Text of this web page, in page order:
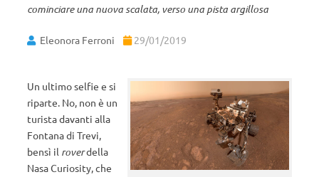
cominciare una nuova scalata, verso una pista argillosa
Eleonora Ferroni 29/01/2019
Un ultimo selfie e si
riparte. No, non è un
turista davanti alla
Fontana di Trevi,
bensì il roverdella
Nasa Curiosity, che